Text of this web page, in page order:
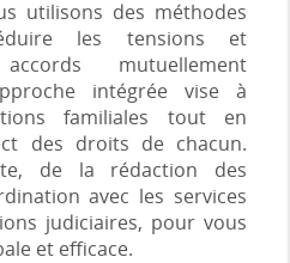
utilisons des méthodes
les tensions et
mutuellement
intégrée vise à
familiales tout en
des droits de chacun.
de la rédaction des
avec les services
judiciaires, pour vous
et efficace.